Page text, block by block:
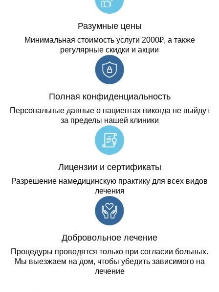
Разумные цены
Минимальная стоимость услуги 2000₽, а также
регулярные скидки и акции
Полная конфиденциальность
Персональные данные о пациентах никогда не выйдут
за пределы нашей клиники
Лицензии и сертификаты
Разрешение намедицинскую практику для всех видов
лечения
Добровольное лечение
Процедуры проводятся только при согласии больных.
Мы выезжаем на дом, чтобы убедить зависимого на
лечение